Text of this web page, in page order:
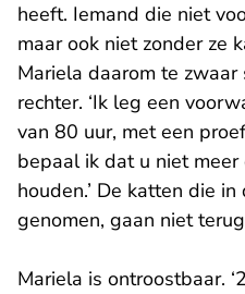
heeft. Iemand die niet
maar ook niet zonder ze
Mariela daarom te
rechter. ‘Ik leg een
van 80 uur, met een
bepaal ik dat u niet
houden.’ De katten die
genomen, gaan niet
Mariela is ontroostbaar.